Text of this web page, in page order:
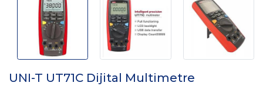
UNI-T UT71C Dijital Multimetre